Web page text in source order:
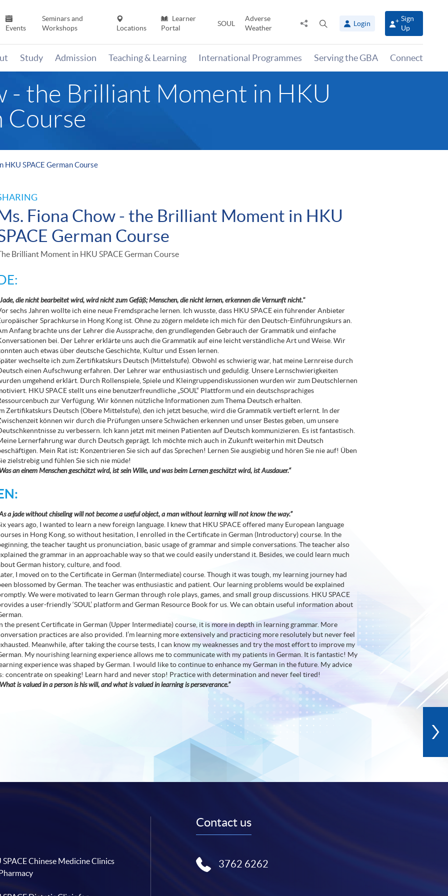
Events
Seminars and
Workshops
Locations
Learner
Portal
SOUL
Adverse
Weather
Share
panel
Login
Sign
Up
Study Admission Teaching & Learning International Programmes Serving the GBA Connect
- the Brilliant Moment in HKU
Course
SPACE German Course
Fiona Chow - the Brilliant Moment in HKU
German Course
Brilliant Moment in HKU SPACE German Course
Jade, die nicht bearbeitet wird, wird nicht zum Gefäß; Menschen, die nicht lernen, erkennen die Vernunft nicht."
sechs Jahren wollte ich eine neue Fremdsprache lernen. Ich wusste, dass HKU SPACE ein führender Anbieter
Sprachkurse in Hong Kong ist. Ohne zu zögern meldete ich mich für den Deutsch-Einführungskurs an.
Anfang brachte uns der Lehrer die Aussprache, den grundlegenden Gebrauch der Grammatik und einfache
bei. Der Lehrer erklärte uns auch die Grammatik auf eine leicht verständliche Art und Weise. Wir
auch etwas über deutsche Geschichte, Kultur und Essen lernen.
wechselte ich zum Zertifikatskurs Deutsch (Mittelstufe). Obwohl es schwierig war, hat meine Lernreise durch
einen Aufschwung erfahren. Der Lehrer war enthusiastisch und geduldig. Unsere Lernschwierigkeiten
umgehend erklärt. Durch Rollenspiele, Spiele und Kleingruppendiskussionen wurden wir zum Deutschlernen
HKU SPACE stellt uns eine benutzerfreundliche „SOUL“ Plattform und ein deutschsprachiges
zur Verfügung. Wir können nützliche Informationen zum Thema Deutsch erhalten.
Zertifikatskurs Deutsch (Obere Mittelstufe), den ich jetzt besuche, wird die Grammatik vertieft erlernt. In der
können wir durch die Prüfungen unsere Schwächen erkennen und unser Bestes geben, um unsere
zu verbessern. Ich kann jetzt mit meinen Patienten auf Deutsch kommunizieren. Es ist fantastisch.
Lernerfahrung war durch Deutsch geprägt. Ich möchte mich auch in Zukunft weiterhin mit Deutsch
Mein Rat ist: Konzentrieren Sie sich auf das Sprechen! Lernen Sie ausgiebig und hören Sie nie auf! Üben
zielstrebig und fühlen Sie sich nie müde!
an einem Menschen geschätzt wird, ist sein Wille, und was beim Lernen geschätzt wird, ist Ausdauer.“
a jade without chiseling will not become a useful object, a man without learning will not know the way.”
years ago, I wanted to learn a new foreign language. I knew that HKU SPACE offered many European language
in Hong Kong, so without hesitation, I enrolled in the Certificate in German (Introductory) course. In the
the teacher taught us pronunciation, basic usage of grammar and simple conversations. The teacher also
the grammar in an approachable way so that we could easily understand it. Besides, we could learn much
German history, culture, and food.
I moved on to the Certificate in German (Intermediate) course. Though it was tough, my learning journey had
blossomed by German. The teacher was enthusiastic and patient. Our learning problems would be explained
We were motivated to learn German through role plays, games, and small group discussions. HKU SPACE
a user-friendly ‘SOUL’ platform and German Resource Book for us. We can obtain useful information about
the present Certificate in German (Upper Intermediate) course, it is more in depth in learning grammar. More
practices are also provided. I’m learning more extensively and practicing more resolutely but never feel
Meanwhile, after taking the course tests, I can know my weaknesses and try the most effort to improve my
My nourishing learning experience allows me to communicate with my patients in German. It is fantastic! My
experience was shaped by German. I would like to continue to enhance my German in the future. My advice
concentrate on speaking! Learn hard and never stop! Practice with determination and never feel tired!
is valued in a person is his will, and what is valued in learning is perseverance.”
SPACE Chinese Medicine Clinics
Contact us
3762 6262